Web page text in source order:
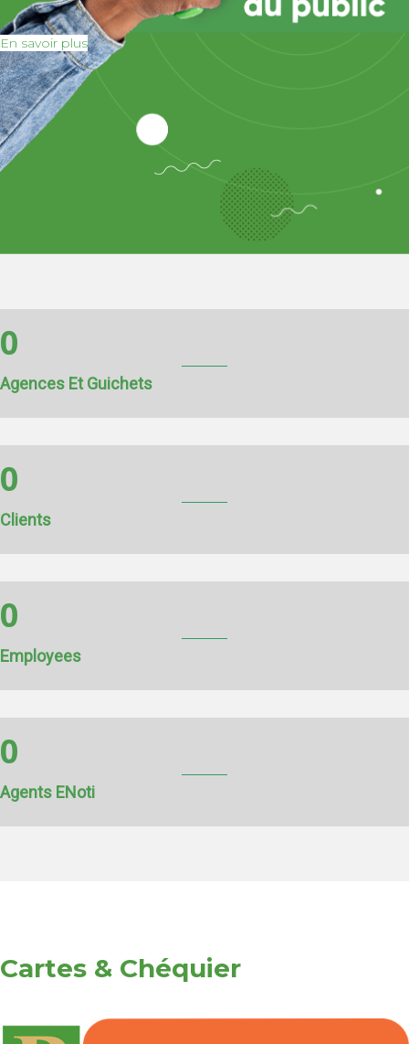
En savoir plus
0
Agences Et Guichets
0
Clients
0
Employees
0
Agents ENoti
Cartes & Chéquier